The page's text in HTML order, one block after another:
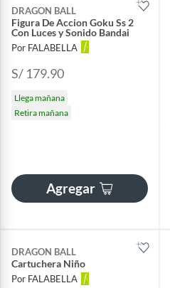
DRAGON BALL
Figura De Accion Goku Ss 2
Con Luces y Sonido Bandai
Por FALABELLA
S/ 179.90
Llega mañana
Retira mañana
Agregar
DRAGON BALL
Cartuchera Niño
Por FALABELLA